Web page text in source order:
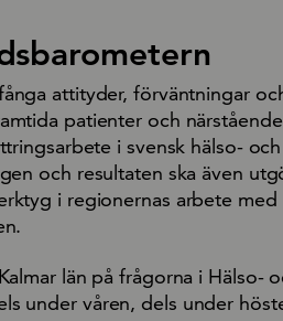
attityder, förväntningar
patienter och
i svensk hälso- och
och resultaten ska även
i regionernas arbete med
län på frågorna i Hälso-
under våren, dels under